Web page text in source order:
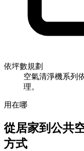
依坪數規劃
空氣清淨機系列
理。
用在哪
從居家到公共
方式